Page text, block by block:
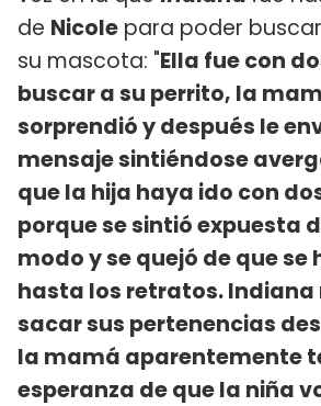
de Nicole para poder
su mascota: "Ella fue con
buscar a su perrito, la
sorprendió y después le
mensaje sintiéndose
que la hija haya ido con
porque se sintió expuesta
modo y se quejó de que
hasta los retratos. Indiana
sacar sus pertenencias
la mamá aparentemente
esperanza de que la niña